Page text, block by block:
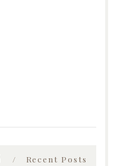
Recent Posts